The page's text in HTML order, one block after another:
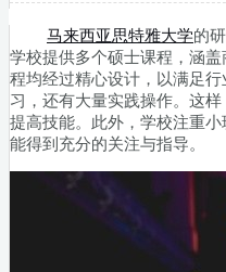
马来西亚思特雅大学的
学校提供多个硕士课程，涵
程均经过精心设计，以满足
习，还有大量实践操作。这
提高技能。此外，学校注重
能得到充分的关注与指导。